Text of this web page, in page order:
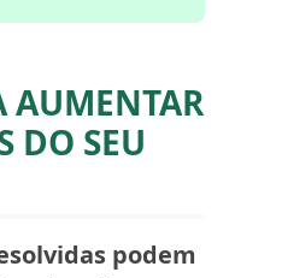
AUMENTAR
DO SEU
podem